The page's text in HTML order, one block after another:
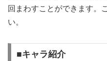
回まわすことができます。
い。
■キャラ紹介